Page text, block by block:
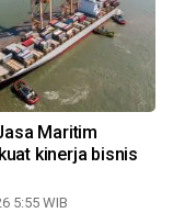
Maritim
kinerja bisnis
5:55 WIB